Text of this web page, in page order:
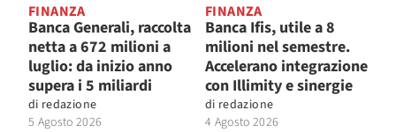
FINANZA
Banca Generali, raccolta
netta a 672 milioni a
luglio: da inizio anno
supera i 5 miliardi
di redazione
5 Agosto 2026
FINANZA
Banca Ifis, utile a 8
milioni nel semestre.
Accelerano integrazione
con Illimity e sinergie
di redazione
4 Agosto 2026